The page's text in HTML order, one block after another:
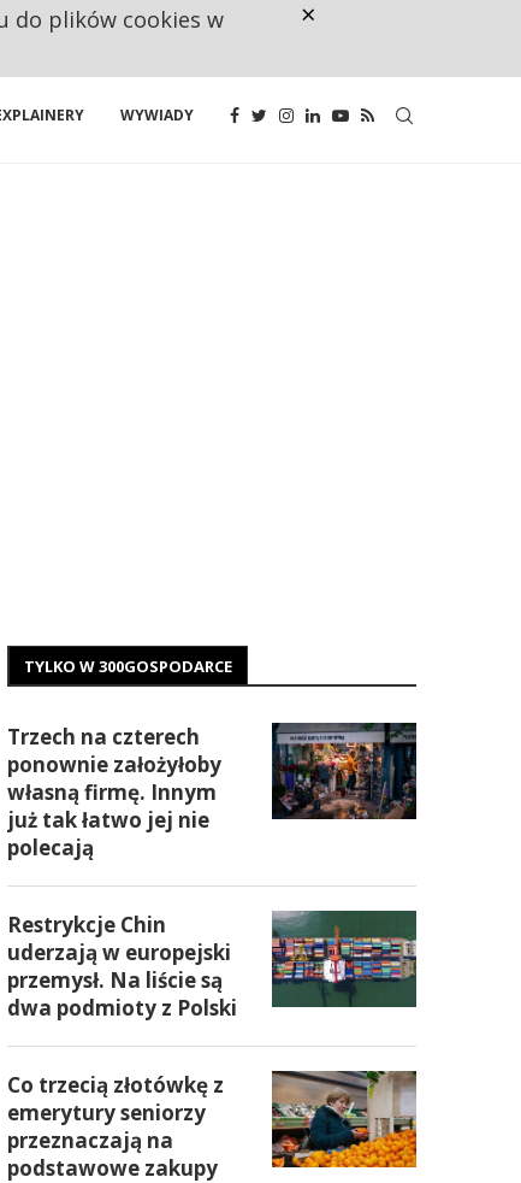
WYWIADY
TYLKO W 300GOSPODARCE
Trzech na czterech
ponownie założyłoby
własną firmę. Innym
już tak łatwo jej nie
polecają
Restrykcje Chin
uderzają w europejski
przemysł. Na liście są
dwa podmioty z Polski
Co trzecią złotówkę z
emerytury seniorzy
przeznaczają na
podstawowe zakupy
do plików cookies w
×